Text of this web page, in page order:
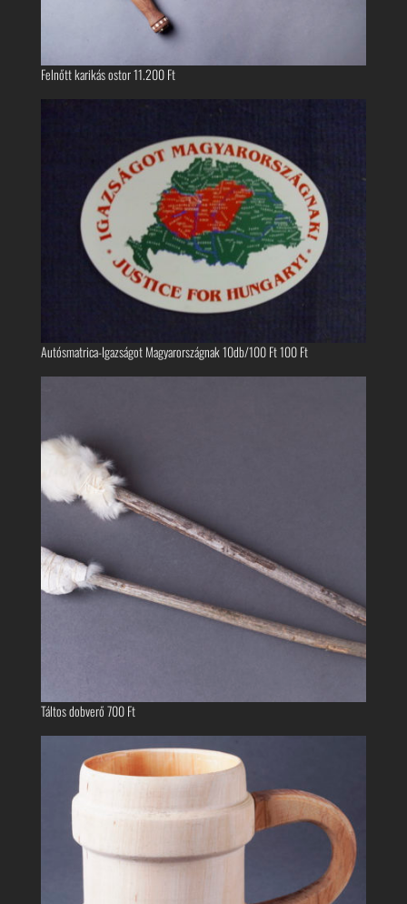
Felnőtt karikás ostor11.200Ft
Autósmatrica-Igazságot Magyarországnak 10db/100 Ft100Ft
Táltos dobverő700Ft